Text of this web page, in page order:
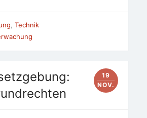
Technik
19
NOV.